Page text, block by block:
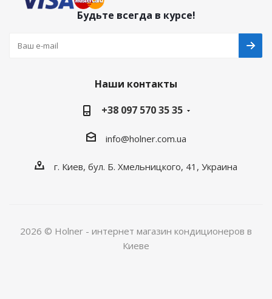
Будьте всегда в курсе!
Наши контакты
+38 097 570 35 35
info@holner.com.ua
г. Киев, бул. Б. Хмельницкого, 41, Украина
2026 © Holner - интернет магазин кондиционеров в
Киеве